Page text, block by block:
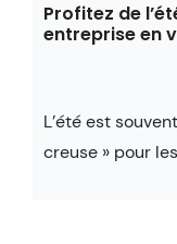
Profitez de
entreprise en
L’été est
creuse » pour